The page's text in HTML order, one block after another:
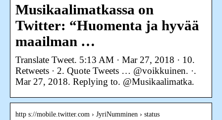
Musikaalimatkassa on
Twitter: “Huomenta ja hyvää
maailman …
Translate Tweet. 5:13 AM · Mar 27, 2018 · 10.
Retweets · 2. Quote Tweets … @voikkuinen. ·.
Mar 27, 2018. Replying to. @Musikaalimatka.
http s://mobile.twitter.com › JyriNumminen › status